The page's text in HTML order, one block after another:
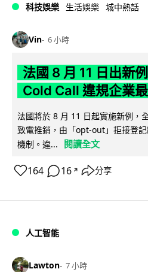
科技娛樂 生活娛樂 城中熱話
Vin 6 小時
法國 8 月 11 日出新
Cold Call 違規企業
法國將於 8 月 11 日起實施新例，
致電推銷，由「opt-out」拒接登
機制。違...
閱讀全文
164 16 ↗ 分享
人工智能
Lawton 7 小時